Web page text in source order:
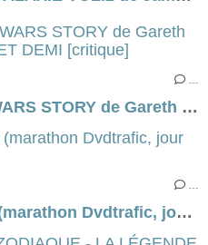
ROGUE ONE : A STAR WARS STORY de Gareth Edwards, STAR WARS 3 ET DEMI [critique]
…
ROAR de Noel Marshall (marathon Dvdtrafic, jour 9)